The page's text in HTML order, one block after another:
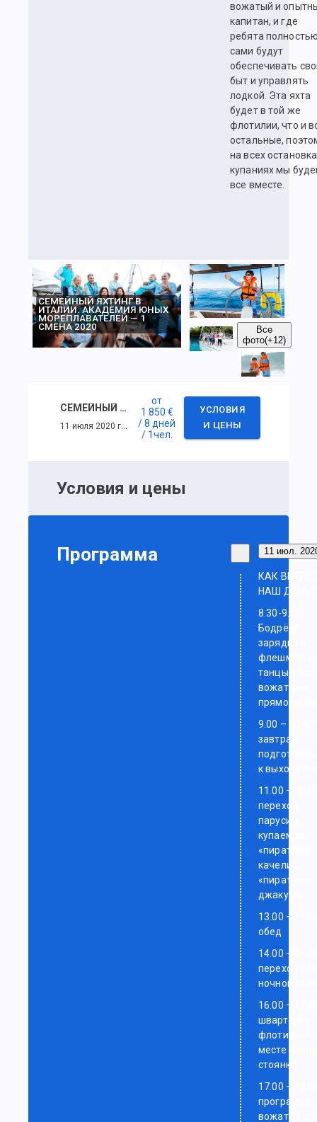
вожатый и
капитан, и где
ребята
сами будут
обеспечивать
быт и управлять
лодкой. Эта яхта
будет в той же
флотилии, что и
остальные,
на всех
купаниях мы
все вместе.
СЕМЕЙНЫЙ ЯХТИНГ В
ИТАЛИИ. АКАДЕМИЯ ЮНЫХ
МОРЕПЛАВАТЕЛЕЙ — 1
СМЕНА 2020
Все
фото(+12)
СЕМЕЙНЫЙ ЯХТИНГ В ИТАЛИИ. АКАДЕМИЯ ЮНЫХ МОРЕПЛАВАТЕЛЕЙ — 1 СМЕНА 2020
11 июля 2020 г. — 18 июля 2020 г.
от
1 850 €
/ 8 дней
/ 1чел.
УСЛОВИЯ
И ЦЕНЫ
Условия и цены
Программа 11 июл.
КАК
НАШ ДЕНЬ?
8.30-9.00 –
Бодрёж!
зарядка и
танцы с
вожатыми
прямо на
9.00 – 10.30
завтрак,
подготовка
к выходу в
11.00 –
переход,
парусим,
купаемся,
«пиратские
качели»,
«пиратские
джакузи»
13.00 –
обед
14.00 –
переход к
ночной
16.00 –
швартовка
флотилии
месте
стоянки
17.00 –
программа
вожатых